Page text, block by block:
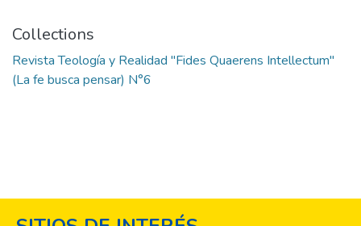
Collections
Revista Teología y Realidad "Fides Quaerens Intellectum"
(La fe busca pensar) N°6